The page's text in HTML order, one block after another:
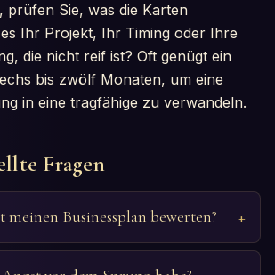
prüfen Sie, was die Karten
Ihr Projekt, Ihr Timing oder Ihre
die nicht reif ist? Oft genügt ein
bis zwölf Monaten, um eine
in eine tragfähige zu verwandeln.
Fragen
meinen Businessplan bewerten?